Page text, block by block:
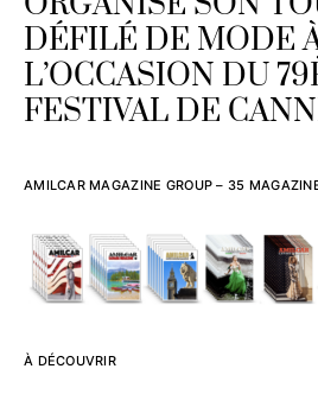
DÉFILÉ DE MODE
L’OCCASION DU
FESTIVAL DE
AMILCAR MAGAZINE GROUP – 35
À DÉCOUVRIR